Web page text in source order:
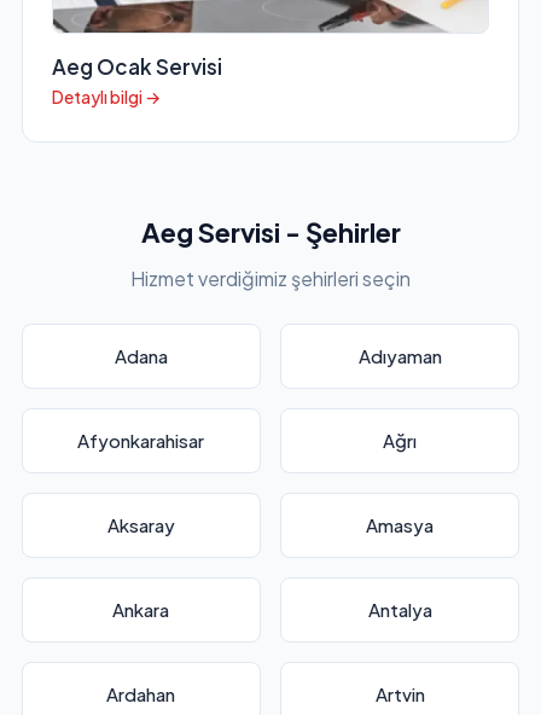
Aeg Ocak Servisi
Detaylı bilgi →
Aeg Servisi - Şehirler
Hizmet verdiğimiz şehirleri seçin
Adana Adıyaman
Afyonkarahisar Ağrı
Aksaray Amasya
Ankara Antalya
Ardahan Artvin